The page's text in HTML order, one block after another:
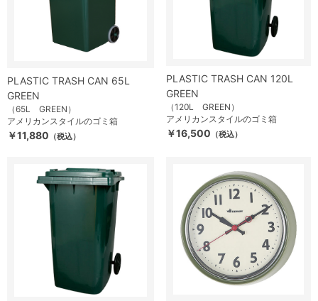
PLASTIC TRASH CAN 65L
GREEN
（65L GREEN）
アメリカンスタイルのゴミ箱
￥11,880 （税込）
PLASTIC TRASH CAN 120L
GREEN
（120L GREEN）
アメリカンスタイルのゴミ箱
￥16,500 （税込）